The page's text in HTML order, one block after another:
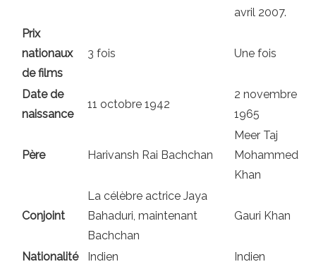
avril 2007.
Prix ​​
nationaux
de films
3 fois Une fois
Date de
naissance
11 octobre 1942
2 novembre
1965
Père Harivansh Rai Bachchan
Meer Taj
Mohammed
Khan
Conjoint
La célèbre actrice Jaya
Bahaduri, maintenant
Bachchan
Gauri Khan
Nationalité Indien Indien